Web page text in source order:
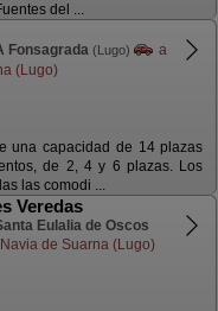
del ...
Fonsagrada (Lugo)
a
(Lugo)
una capacidad de 14 plazas
de 2, 4 y 6 plazas. Los
las comodi ...
Veredas
Eulalia de Oscos
de Suarna (Lugo)